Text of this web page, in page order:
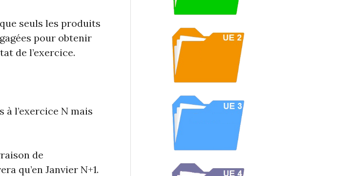
seuls les produits
pour obtenir
de l’exercice.
l’exercice N mais
de
qu’en Janvier N+1.